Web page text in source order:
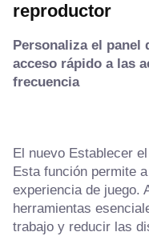
reproductor
Personaliza el
acceso rápido a las
frecuencia
El nuevo Establecer
Esta función permite
experiencia de juego.
herramientas
trabajo y reducir las